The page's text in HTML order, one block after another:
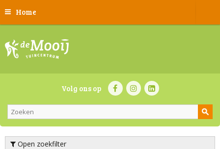
Home
Volg ons op
Open zoekfilter